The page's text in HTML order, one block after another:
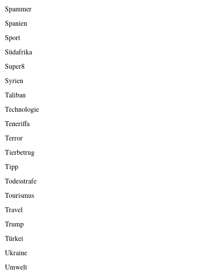
Spammer
Spanien
Sport
Südafrika
Super8
Syrien
Taliban
Technologie
Teneriffa
Terror
Tierbetrug
Tipp
Todesstrafe
Tourismus
Travel
Trump
Türkei
Ukraine
Umwelt